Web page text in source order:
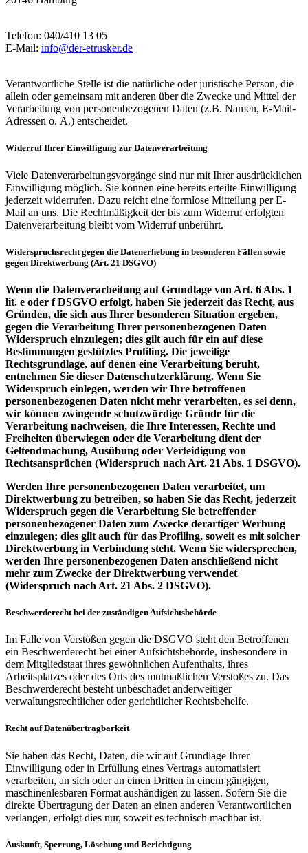
Telefon: 040/410 13 05
E-Mail: info@der-etrusker.de
Verantwortliche Stelle ist die natürliche oder juristische Person, die
allein oder gemeinsam mit anderen über die Zwecke und Mittel der
Verarbeitung von personenbezogenen Daten (z.B. Namen, E-Mail-
Adressen o. Ä.) entscheidet.
Widerruf Ihrer Einwilligung zur Datenverarbeitung
Viele Datenverarbeitungsvorgänge sind nur mit Ihrer ausdrücklichen
Einwilligung möglich. Sie können eine bereits erteilte Einwilligung
jederzeit widerrufen. Dazu reicht eine formlose Mitteilung per E-
Mail an uns. Die Rechtmäßigkeit der bis zum Widerruf erfolgten
Datenverarbeitung bleibt vom Widerruf unberührt.
Widerspruchsrecht gegen die Datenerhebung in besonderen Fällen sowie
gegen Direktwerbung (Art. 21 DSGVO)
Wenn die Datenverarbeitung auf Grundlage von Art. 6 Abs. 1
lit. e oder f DSGVO erfolgt, haben Sie jederzeit das Recht, aus
Gründen, die sich aus Ihrer besonderen Situation ergeben,
gegen die Verarbeitung Ihrer personenbezogenen Daten
Widerspruch einzulegen; dies gilt auch für ein auf diese
Bestimmungen gestütztes Profiling. Die jeweilige
Rechtsgrundlage, auf denen eine Verarbeitung beruht,
entnehmen Sie dieser Datenschutzerklärung. Wenn Sie
Widerspruch einlegen, werden wir Ihre betroffenen
personenbezogenen Daten nicht mehr verarbeiten, es sei denn,
wir können zwingende schutzwürdige Gründe für die
Verarbeitung nachweisen, die Ihre Interessen, Rechte und
Freiheiten überwiegen oder die Verarbeitung dient der
Geltendmachung, Ausübung oder Verteidigung von
Rechtsansprüchen (Widerspruch nach Art. 21 Abs. 1 DSGVO).
Werden Ihre personenbezogenen Daten verarbeitet, um
Direktwerbung zu betreiben, so haben Sie das Recht, jederzeit
Widerspruch gegen die Verarbeitung Sie betreffender
personenbezogener Daten zum Zwecke derartiger Werbung
einzulegen; dies gilt auch für das Profiling, soweit es mit solcher
Direktwerbung in Verbindung steht. Wenn Sie widersprechen,
werden Ihre personenbezogenen Daten anschließend nicht
mehr zum Zwecke der Direktwerbung verwendet
(Widerspruch nach Art. 21 Abs. 2 DSGVO).
Beschwerderecht bei der zuständigen Aufsichtsbehörde
Im Falle von Verstößen gegen die DSGVO steht den Betroffenen
ein Beschwerderecht bei einer Aufsichtsbehörde, insbesondere in
dem Mitgliedstaat ihres gewöhnlichen Aufenthalts, ihres
Arbeitsplatzes oder des Orts des mutmaßlichen Verstoßes zu. Das
Beschwerderecht besteht unbeschadet anderweitiger
verwaltungsrechtlicher oder gerichtlicher Rechtsbehelfe.
Recht auf Datenübertragbarkeit
Sie haben das Recht, Daten, die wir auf Grundlage Ihrer
Einwilligung oder in Erfüllung eines Vertrags automatisiert
verarbeiten, an sich oder an einen Dritten in einem gängigen,
maschinenlesbaren Format aushändigen zu lassen. Sofern Sie die
direkte Übertragung der Daten an einen anderen Verantwortlichen
verlangen, erfolgt dies nur, soweit es technisch machbar ist.
Auskunft, Sperrung, Löschung und Berichtigung